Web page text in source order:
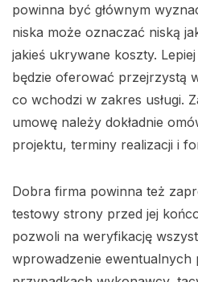
powinna być głównym
niska może oznaczać niską
jakieś ukrywane koszty.
będzie oferować przejrzystą
co wchodzi w zakres usługi.
umowę należy dokładnie
projektu, terminy realizacji i
Dobra firma powinna też
testowy strony przed jej
pozwoli na weryfikację
wprowadzenie ewentualnych